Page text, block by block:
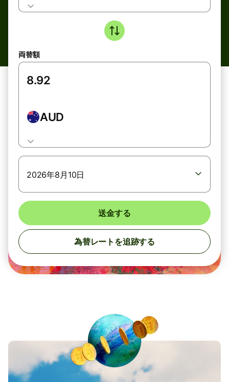
両替額
AUD
2026年8月10日
送金する
為替レートを追跡する